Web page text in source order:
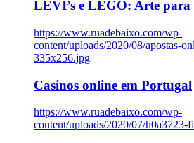
LEVI’s e LEGO: Arte para
https://www.ruadebaixo.com/wp-
content/uploads/2020/08/apostas-
335x256.jpg
Casinos online em Portugal
https://www.ruadebaixo.com/wp-
content/uploads/2020/07/